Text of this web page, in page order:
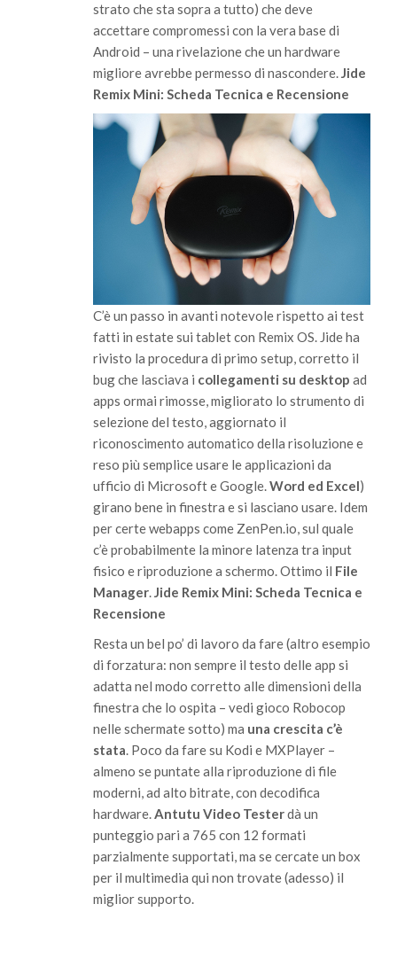
strato che sta sopra a tutto) che deve
accettare compromessi con la vera base di
Android – una rivelazione che un hardware
migliore avrebbe permesso di nascondere.Jide
Remix Mini: Scheda Tecnica e Recensione
C’è un passo in avanti notevole rispetto ai test
fatti in estate sui tablet con Remix OS. Jide ha
rivisto la procedura di primo setup, corretto il
bug che lasciava i collegamenti su desktop ad
apps ormai rimosse, migliorato lo strumento di
selezione del testo, aggiornato il
riconoscimento automatico della risoluzione e
reso più semplice usare le applicazioni da
ufficio di Microsoft e Google.Word ed Excel)
girano bene in finestra e si lasciano usare. Idem
per certe webapps come ZenPen.io, sul quale
c’è probabilmente la minore latenza tra input
fisico e riproduzione a schermo. Ottimo il File
Manager.Jide Remix Mini: Scheda Tecnica e
Recensione
Resta un bel po’ di lavoro da fare (altro esempio
di forzatura: non sempre il testo delle app si
adatta nel modo corretto alle dimensioni della
finestra che lo ospita – vedi gioco Robocop
nelle schermate sotto) ma una crescita c’è
stata. Poco da fare su Kodi e MXPlayer –
almeno se puntate alla riproduzione di file
moderni, ad alto bitrate, con decodifica
hardware.Antutu Video Testerdà un
punteggio pari a 765 con 12 formati
parzialmente supportati, ma se cercate un box
per il multimedia qui non trovate (adesso) il
miglior supporto.